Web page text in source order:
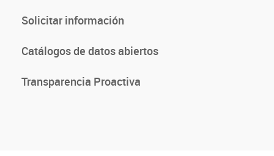
Solicitar información
Catálogos de datos abiertos
Transparencia Proactiva